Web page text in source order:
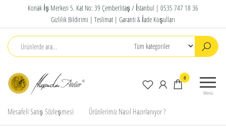
Konak İş Merkezi 5. Kat No: 39 Çemberlitaş / İstanbul | 0535 747 18 36
Gizlilik Bildirimi | Teslimat | Garanti & İade Koşulları
Alexander
Jewelry
Menü
0
Mesafeli Satış Sözleşmesi Ürünlerimiz Nasıl Hazırlanıyor ?